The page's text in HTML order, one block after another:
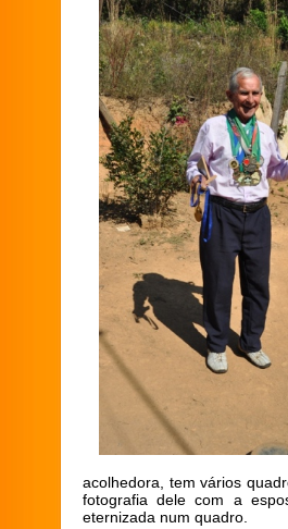
acolhedora, tem vários
fotografia dele com a
eternizada num quadro.